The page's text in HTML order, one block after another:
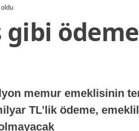
memur emeklisinin
TL’lik ödeme,